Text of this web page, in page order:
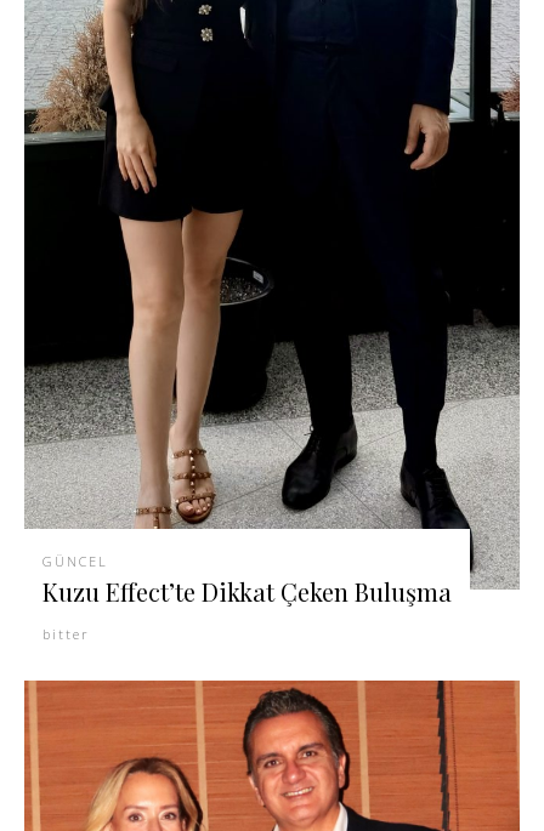
GÜNCEL
Kuzu Effect’te Dikkat Çeken Buluşma
bitter